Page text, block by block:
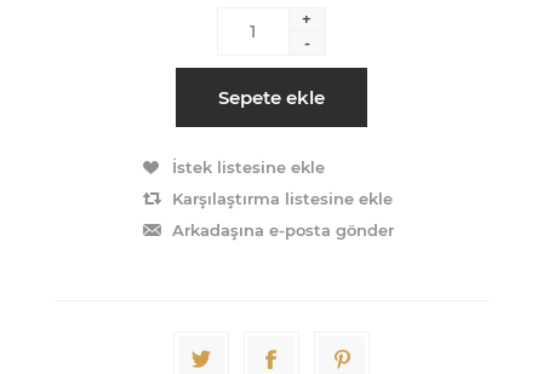
+
-
Sepete ekle
İstek listesine ekle
Karşılaştırma listesine ekle
Arkadaşına e-posta gönder